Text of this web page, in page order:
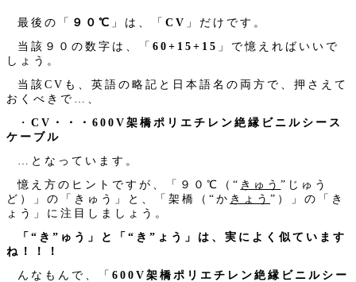
最後の「 ９０℃ 」は、「CV 」だけです。
当該９０の数字は、「60+15+15 」で憶えればいいで
しょう。
当該CVも、英語の略記と日本語名の両方で、押さえて
おくべきで…、
・CV・・・600V架橋ポリエチレン絶縁ビニルシース
ケーブル
…となっています。
憶え方のヒントですが、「９０℃（“ きゅう”じゅう
ど）」の「きゅう」と、「架橋（“か きょう ”）」の「き
ょう」に注目しましょう。
「“き”ゅう」と「“き”ょう」は、実によく似ています
ね！！！
んなもんで、「600V架橋ポリエチレン絶縁ビニルシー